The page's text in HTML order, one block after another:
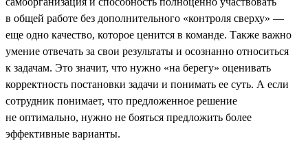
в общей работе без дополнительного «контроля сверху» —
еще одно качество, которое ценится в команде. Также важно
умение отвечать за свои результаты и осознанно относиться
к задачам. Это значит, что нужно «на берегу» оценивать
корректность постановки задачи и понимать ее суть. А если
сотрудник понимает, что предложенное решение
не оптимально, нужно не бояться предложить более
эффективные варианты.